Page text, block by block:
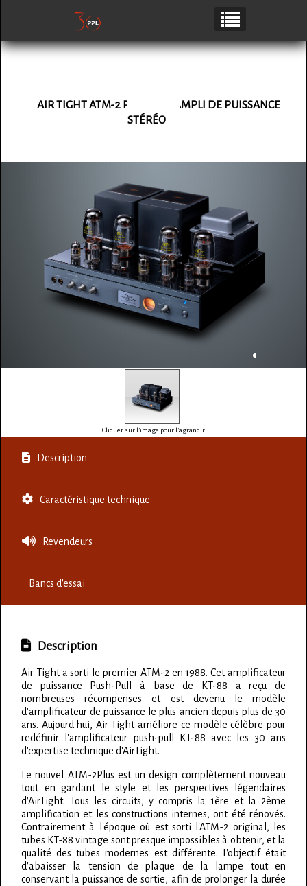
AIR TIGHTATM-2 PLUS
AMPLI DE PUISSANCE
STÉRÉO
Cliquer sur l'image pour l'agrandir
Description
Caractéristique technique
Revendeurs
Bancs d'essai
Description
Air Tight a sorti le premier ATM-2 en 1988. Cet amplificateur
de puissance Push-Pull à base de KT-88 a reçu de
nombreuses récompenses et est devenu le modèle
d'amplificateur de puissance le plus ancien depuis plus de 30
ans. Aujourd'hui, Air Tight améliore ce modèle célèbre pour
redéfinir l'amplificateur push-pull KT-88 avec les 30 ans
d'expertise technique d'AirTight.
Le nouvel ATM-2Plus est un design complètement nouveau
tout en gardant le style et les perspectives légendaires
d'AirTight. Tous les circuits, y compris la 1ère et la 2ème
amplification et les constructions internes, ont été rénovés.
Contrairement à l'époque où est sorti l'ATM-2 original, les
tubes KT-88 vintage sont presque impossibles à obtenir, et la
qualité des tubes modernes est différente. L'objectif était
d'abaisser la tension de plaque de la lampe tout en
conservant la puissance de sortie, afin de prolonger la durée